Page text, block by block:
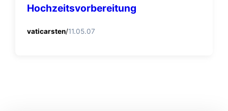
Hochzeitsvorbereitung
vaticarsten/11.05.07